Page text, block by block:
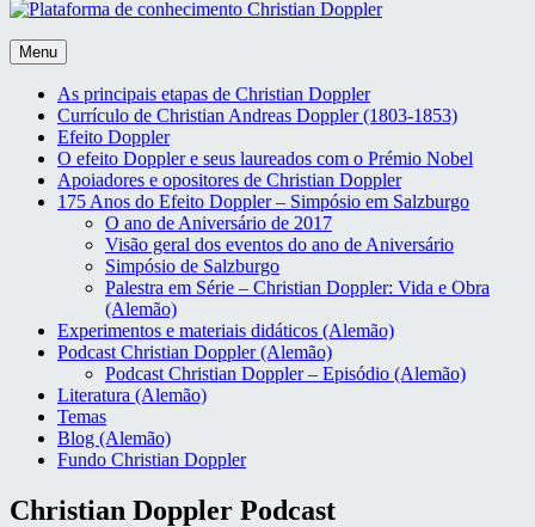
Menu
As principais etapas de Christian Doppler
Currículo de Christian Andreas Doppler (1803-1853)
Efeito Doppler
O efeito Doppler e seus laureados com o Prémio Nobel
Apoiadores e opositores de Christian Doppler
175 Anos do Efeito Doppler – Simpósio em Salzburgo
O ano de Aniversário de 2017
Visão geral dos eventos do ano de Aniversário
Simpósio de Salzburgo
Palestra em Série – Christian Doppler: Vida e Obra
(Alemão)
Experimentos e materiais didáticos (Alemão)
Podcast Christian Doppler (Alemão)
Podcast Christian Doppler – Episódio (Alemão)
Literatura (Alemão)
Temas
Blog (Alemão)
Fundo Christian Doppler
Christian Doppler Podcast